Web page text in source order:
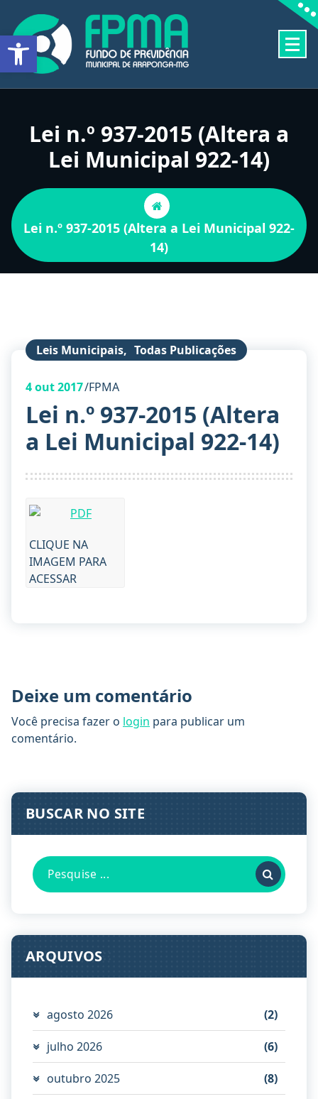
para
conteúdo
Lei n.º 937-2015 (Altera a
Lei Municipal 922-14)
Lei n.º 937-2015 (Altera a Lei Municipal 922-
14)
Leis Municipais, Todas Publicações
4out 2017 FPMA
Lei n.º 937-2015 (Altera
a Lei Municipal 922-14)
CLIQUE NA
IMAGEM PARA
ACESSAR
Deixe um comentário
Você precisa fazer o login para publicar um
comentário.
BUSCAR NO SITE
Pesquisa
por:
ARQUIVOS
agosto 2026 (2)
julho 2026 (6)
outubro 2025 (8)
Barra de Ferramentas Aberta